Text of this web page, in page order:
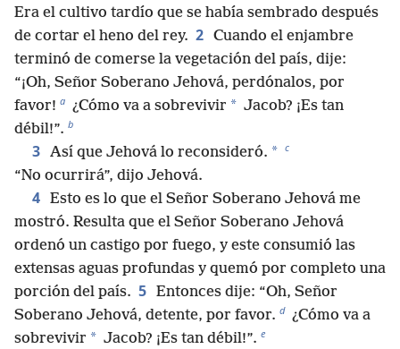
Era el cultivo tardío que se había sembrado después
de cortar el heno del rey. 2 Cuando el enjambre
terminó de comerse la vegetación del país, dije:
“¡Oh, Señor Soberano Jehová, perdónalos, por
favor! a ¿Cómo va a sobrevivir * Jacob? ¡Es tan
débil!”. b
3 Así que Jehová lo reconsideró. * c
“No ocurrirá”, dijo Jehová.
4 Esto es lo que el Señor Soberano Jehová me
mostró. Resulta que el Señor Soberano Jehová
ordenó un castigo por fuego, y este consumió las
extensas aguas profundas y quemó por completo una
porción del país. 5 Entonces dije: “Oh, Señor
Soberano Jehová, detente, por favor. d ¿Cómo va a
sobrevivir * Jacob? ¡Es tan débil!”. e